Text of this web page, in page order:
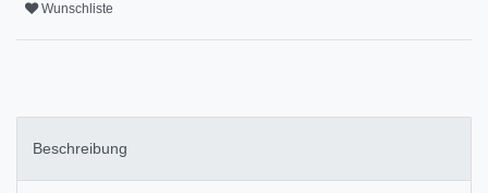
Wunschliste
Beschreibung